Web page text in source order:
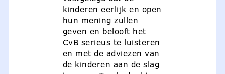
kinderen eerlijk en open
hun mening zullen
geven en belooft het
CvB serieus te luisteren
en met de adviezen van
de kinderen aan de slag